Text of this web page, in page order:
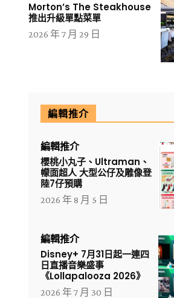
Morton’s The Steakhouse
推出升級單點菜單
2026 年 7 月 29 日
編輯推介
編輯推介
櫻桃小丸子、Ultraman、
幪面超人 大型公仔及雕像登
陸7仔預購
2026 年 8 月 5 日
編輯推介
Disney+ 7月31日起一連四
日直播音樂盛事
《Lollapalooza 2026》
2026 年 7 月 30 日